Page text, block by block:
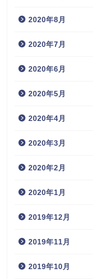
2020年8月
2020年7月
2020年6月
2020年5月
2020年4月
2020年3月
2020年2月
2020年1月
2019年12月
2019年11月
2019年10月